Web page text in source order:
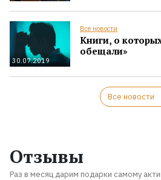
30.07.2019
Все новости
Книги, о
обещали»
Все новости
Отзывы
Раз в месяц дарим подарки самому